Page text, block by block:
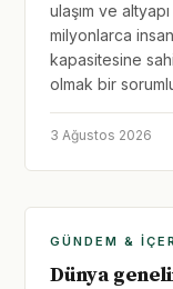
ulaşım ve
milyonlarca
kapasitesine
olmak bir
3 Ağustos 2026
GÜNDEM &
Dünya